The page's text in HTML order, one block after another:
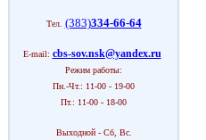
Тел. (383)334-66-64
E-mail: cbs-sov.nsk@yandex.ru
Режим работы:
Пн.-Чт.: 11-00 - 19-00
Пт.: 11-00 - 18-00
Выходной - Сб, Вс.